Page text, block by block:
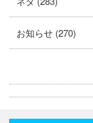
お知らせ (270)